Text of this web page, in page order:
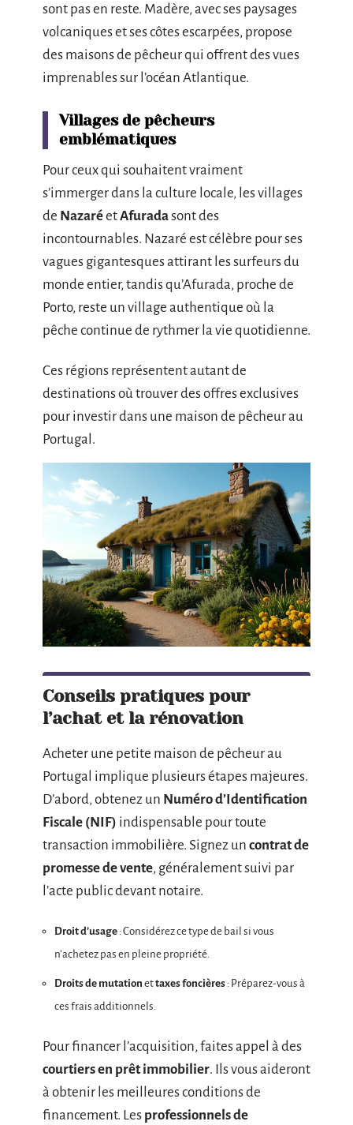
sont pas en reste. Madère, avec ses paysages
volcaniques et ses côtes escarpées, propose
des maisons de pêcheur qui offrent des vues
imprenables sur l’océan Atlantique.
Villages de pêcheurs
emblématiques
Pour ceux qui souhaitent vraiment
s’immerger dans la culture locale, les villages
de NazaréetAfuradasont des
incontournables. Nazaré est célèbre pour ses
vagues gigantesques attirant les surfeurs du
monde entier, tandis qu’Afurada, proche de
Porto, reste un village authentique où la
pêche continue de rythmer la vie quotidienne.
Ces régions représentent autant de
destinations où trouver des offres exclusives
pour investir dans une maison de pêcheur au
Portugal.
Conseils pratiques pour
l’achat et la rénovation
Acheter une petite maison de pêcheur au
Portugal implique plusieurs étapes majeures.
D’abord, obtenez un Numéro d’Identification
Fiscale (NIF) indispensable pour toute
transaction immobilière. Signez un contrat de
promesse de vente, généralement suivi par
l’acte public devant notaire.
Droit d’usage : Considérez ce type de bail si vous
n’achetez pas en pleine propriété.
Droits de mutation ettaxes foncières : Préparez-vous à
ces frais additionnels.
Pour financer l’acquisition, faites appel à des
courtiers en prêt immobilier. Ils vous aideront
à obtenir les meilleures conditions de
financement. Les professionnels de